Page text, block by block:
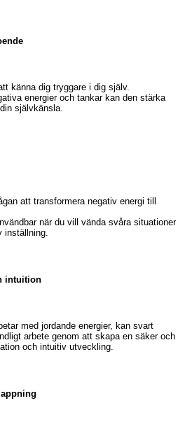
känna dig tryggare i dig själv.
energier och tankar kan den stärka
självkänsla.
att transformera negativ energi till
när du vill vända svåra situationer
inställning.
intuition
med jordande energier, kan svart
arbete genom att skapa en säker och
och intuitiv utveckling.